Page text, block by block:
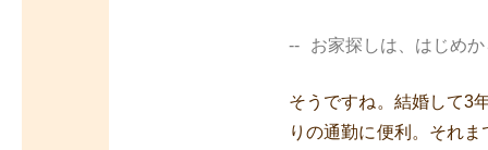
お家探しは、はじめ
そうですね。結婚して3
りの通勤に便利。それ